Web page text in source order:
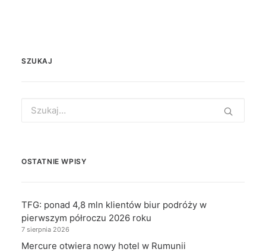
SZUKAJ
for:
OSTATNIE WPISY
TFG: ponad 4,8 mln klientów biur podróży w
pierwszym półroczu 2026 roku
7 sierpnia 2026
Mercure otwiera nowy hotel w Rumunii